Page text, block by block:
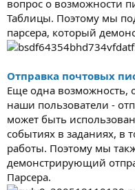
вопрос о возможности
Таблицы. Поэтому мы
парсера, который
Отправка почтовых
Еще одна возможность,
наши пользователи -
может быть
событиях в заданиях, в
работы. Поэтому мы
демонстрирующий
Парсера.